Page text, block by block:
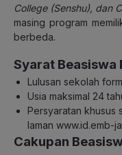
College (Senshu), dan
masing program
berbeda.
Syarat Beasiswa
Lulusan sekolah
Usia maksimal 24
Persyaratan khusus
laman www.id.emb-
Cakupan